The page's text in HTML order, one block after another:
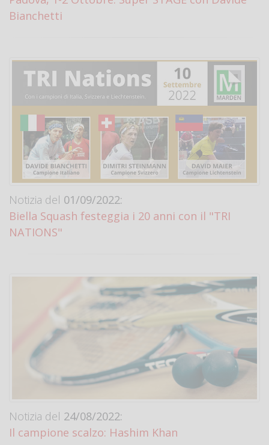
Bianchetti
Notizia del 01/09/2022:
Biella Squash festeggia i 20 anni con il "TRI
NATIONS"
Notizia del 24/08/2022:
Il campione scalzo: Hashim Khan